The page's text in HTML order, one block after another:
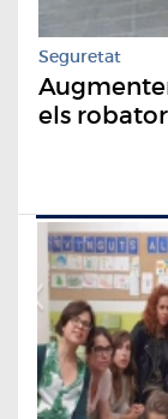
Seguretat
els